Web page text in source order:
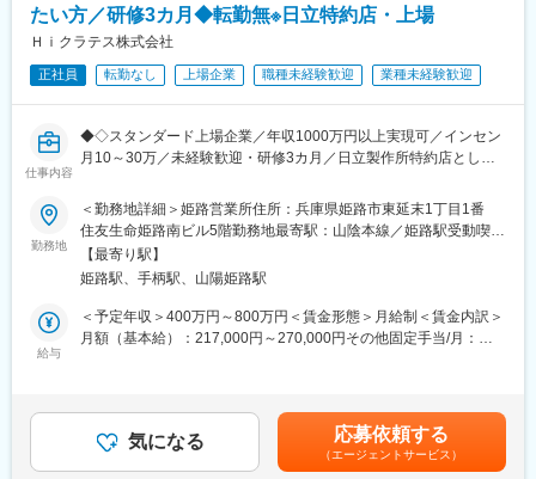
■メイン商材
・AI・音声入力対応の歯科電子カルテ統合システム
（電子カルテ、レセプト、画像管理、患者説明などを統合管理）
・AI・音声対応の歯周病検査システム
・その他オプション製品
■入社後の流れ：
入社後3ヶ月程度は同社の宿泊研修施設「セミナーハウス」にて研
いただきます。
3ヶ月の研修後も先輩社員がしっかりとサポートいたしますので安
心です。
社歴・年齢・学歴・性別、一切関係ありません。
実力と成果で評価する独自の評価制度を導入しています。
参考例.
・中途入社1年目20代／年収580万円（未経験者）
たい方／研修3カ月◆転勤無※日立特約店・上場
Ｈｉクラテス株式会社
正社員 転勤なし 上場企業 職種未経験歓迎 業種未経験歓迎
仕事内容
◆◇スタンダード上場企業／年収1000万円以上実現可／インセン
月10～30万／未経験歓迎・研修3カ月／日立製作所特約店として
倒的に稼ぎたい方へ◆◇
■業務内容
医療×AIソリューション営業
・顧客の業務効率を高めるシステム提案（BtoB営業）
・システムの操作説明、サポート、新規システムの導入提案
・顧客からの依頼・要望等のヒアリング
案営業を行います。
会社の方針として「サポートなくして販売なし」を掲げており、
営業がアフターフォローまで深く関与します。
勤務地
＜勤務地詳細＞姫路営業所住所：兵庫県姫路市東延末1丁目1番
住友生命姫路南ビル5階勤務地最寄駅：山陰本線／姫路駅受動喫煙
対策：屋内全面禁煙変更の範囲：会社の定める事業所
【最寄り駅】
姫路駅、手柄駅、山陽姫路駅
給与
＜予定年収＞400万円～800万円＜賃金形態＞月給制＜賃金内訳＞
月額（基本給）：217,000円～270,000円その他固定手当/月：
業手当＞有＜給与補足＞※上記年収条件はあくまで目安であり、ス
キルによってはこれ以上に上がる可能性があります。■昇給：1ヶ
月あたり5,000円／月（過去実績）■賞与：年3回、60万円～450万
気になる 応募依頼する
（エージェントサービス）